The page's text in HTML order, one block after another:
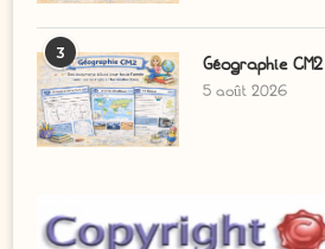
3
Géographie CM2
5 août 2026